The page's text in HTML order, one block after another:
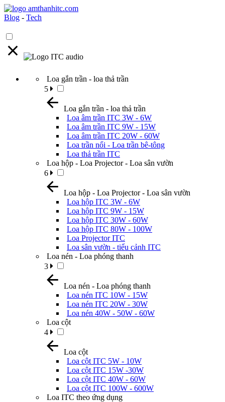
Blog - Tech
Loa gắn trần - loa thả trần
5
Loa gắn trần - loa thả trần
Loa âm trần ITC 3W - 6W
Loa âm trần ITC 9W - 15W
Loa âm trần ITC 20W - 60W
Loa trần nổi - Loa trần bê-tông
Loa thả trần ITC
Loa hộp - Loa Projector - Loa sân vườn
6
Loa hộp - Loa Projector - Loa sân vườn
Loa hộp ITC 3W - 6W
Loa hộp ITC 9W - 15W
Loa hộp ITC 30W - 60W
Loa hộp ITC 80W - 100W
Loa Projector ITC
Loa sân vườn - tiểu cảnh ITC
Loa nén - Loa phóng thanh
3
Loa nén - Loa phóng thanh
Loa nén ITC 10W - 15W
Loa nén ITC 20W - 30W
Loa nén 40W - 50W - 60W
Loa cột
4
Loa cột
Loa cột ITC 5W - 10W
Loa cột ITC 15W -30W
Loa cột ITC 40W - 60W
Loa cột ITC 100W - 600W
Loa ITC theo ứng dụng